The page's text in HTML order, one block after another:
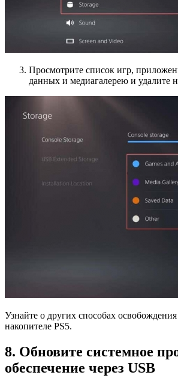
Просмотрите список игр,
данных и медиагалерею и удалите
Узнайте о других способах
накопителе PS5.
8. Обновите системное
обеспечение через USB